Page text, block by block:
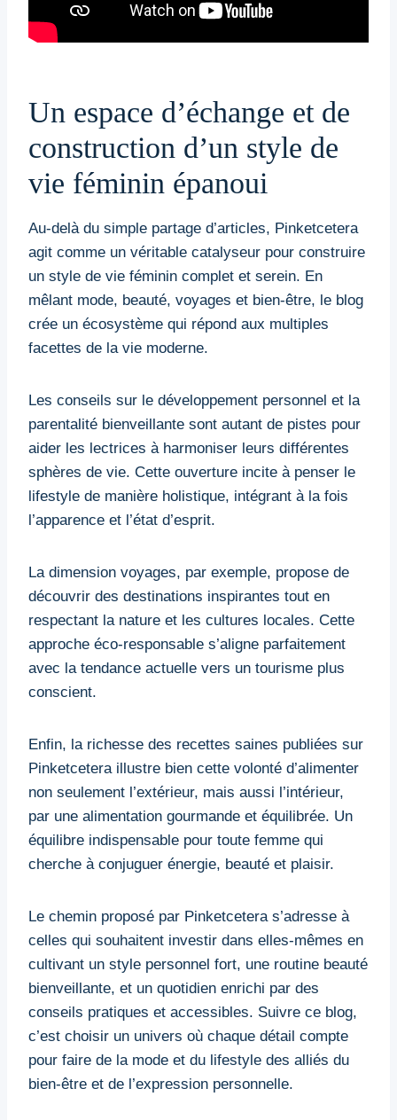
Un espace d’échange et de
construction d’un style de
vie féminin épanoui
Au-delà du simple partage d’articles, Pinketcetera
agit comme un véritable catalyseur pour construire
un style de vie féminin complet et serein. En
mêlant mode, beauté, voyages et bien-être, le blog
crée un écosystème qui répond aux multiples
facettes de la vie moderne.
Les conseils sur le développement personnel et la
parentalité bienveillante sont autant de pistes pour
aider les lectrices à harmoniser leurs différentes
sphères de vie. Cette ouverture incite à penser le
lifestyle de manière holistique, intégrant à la fois
l’apparence et l’état d’esprit.
La dimension voyages, par exemple, propose de
découvrir des destinations inspirantes tout en
respectant la nature et les cultures locales. Cette
approche éco-responsable s’aligne parfaitement
avec la tendance actuelle vers un tourisme plus
conscient.
Enfin, la richesse des recettes saines publiées sur
Pinketcetera illustre bien cette volonté d’alimenter
non seulement l’extérieur, mais aussi l’intérieur,
par une alimentation gourmande et équilibrée. Un
équilibre indispensable pour toute femme qui
cherche à conjuguer énergie, beauté et plaisir.
Le chemin proposé par Pinketcetera s’adresse à
celles qui souhaitent investir dans elles-mêmes en
cultivant un style personnel fort, une routine beauté
bienveillante, et un quotidien enrichi par des
conseils pratiques et accessibles. Suivre ce blog,
c’est choisir un univers où chaque détail compte
pour faire de la mode et du lifestyle des alliés du
bien-être et de l’expression personnelle.